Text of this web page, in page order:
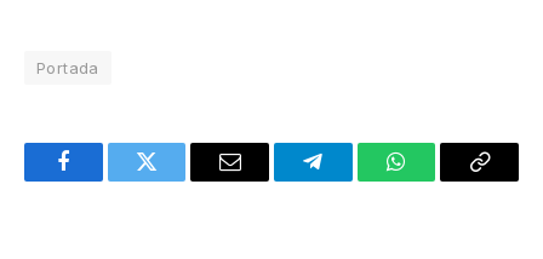
Portada
FacebookTwitter Email TelegramWhatsAppCopy